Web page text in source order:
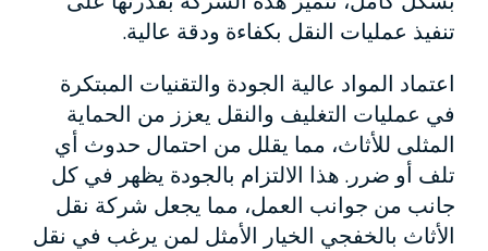
تنفيذ عمليات النقل بكفاءة ودقة عالية.
اعتماد المواد عالية الجودة والتقنيات المبتكرة
في عمليات التغليف والنقل يعزز من الحماية
المثلى للأثاث، مما يقلل من احتمال حدوث أي
تلف أو ضرر. هذا الالتزام بالجودة يظهر في كل
جانب من جوانب العمل، مما يجعل شركة نقل
الأثاث بالخفجي الخيار الأمثل لمن يرغب في نقل